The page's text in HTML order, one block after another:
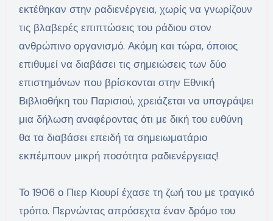
εκτέθηκαν στην ραδιενέργεια, χωρίς να γνωρίζουν
τις βλαβερές επιπτώσεις του ράδιου στον
ανθρώπινο οργανισμό. Ακόμη και τώρα, όποιος
επιθυμεί να διαβάσει τις σημειώσεις των δύο
επιστημόνων που βρίσκονται στην Εθνική
Βιβλιοθήκη του Παρισιού, χρειάζεται να υπογράψει
μια δήλωση αναφέροντας ότι με δική του ευθύνη
θα τα διαβάσει επειδή τα σημειωματάριο
εκπέμπουν μικρή ποσότητα ραδιενέργειας!
Το 1906 ο Πιερ Κιουρί έχασε τη ζωή του με τραγικό
τρόπο. Περνώντας απρόσεχτα έναν δρόμο του